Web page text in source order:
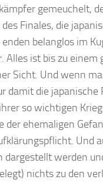
gemeuchelt,
Finales, die
belanglos im
Alles ist bis zu
Sicht. Und wenn
damit die japanische
so wichtigen
ehemaligen
Und
werden
nichts zu den